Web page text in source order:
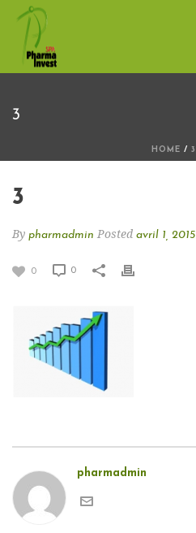
3
HOME / 3
3
By pharmadmin Posted avril 1, 2015
0 0
pharmadmin